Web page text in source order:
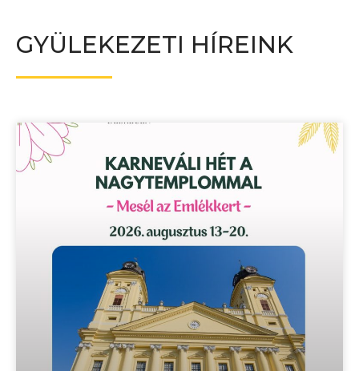
GYÜLEKEZETI HÍREINK